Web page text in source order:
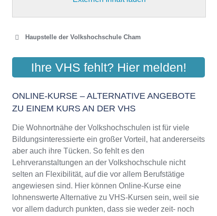
Haupstelle der Volkshochschule Cham
VOLKSHOCHSCHULE CHAM
Pfarrer-Seidl-Straße 1, 93413 Cham/Opf.
Ihre VHS fehlt? Hier melden!
ONLINE-KURSE – ALTERNATIVE ANGEBOTE
ZU EINEM KURS AN DER VHS
Die Wohnortnähe der Volkshochschulen ist für viele
Bildungsinteressierte ein großer Vorteil, hat andererseits
aber auch ihre Tücken. So fehlt es den
Lehrveranstaltungen an der Volkshochschule nicht
selten an Flexibilität, auf die vor allem Berufstätige
angewiesen sind. Hier können Online-Kurse eine
lohnenswerte Alternative zu VHS-Kursen sein, weil sie
vor allem dadurch punkten, dass sie weder zeit- noch